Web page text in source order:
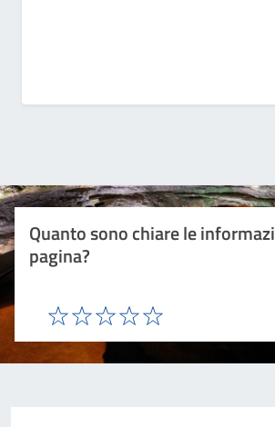
Quanto sono chiare le
pagina?
Valuta 5 stelle su 5
Valuta 4 stelle su 5
Valuta 3 stelle su 5
Valuta 2 stelle su 5
Valuta 1 stelle su 5